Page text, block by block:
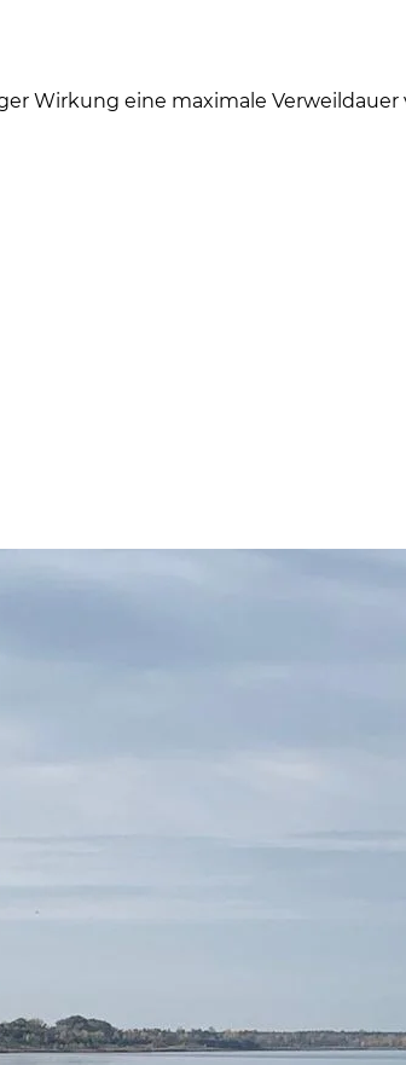
Wirkung eine maximale